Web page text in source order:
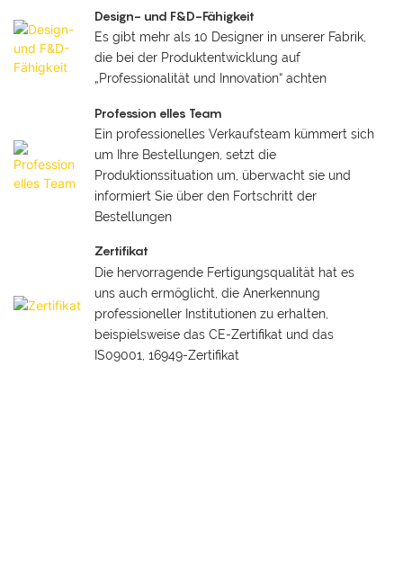
Design- und F&D-Fähigkeit
Es gibt mehr als 10 Designer in unserer Fabrik,
die bei der Produktentwicklung auf
„Professionalität und Innovation“ achten
Profession elles Team
Ein professionelles Verkaufsteam kümmert sich
um Ihre Bestellungen, setzt die
Produktionssituation um, überwacht sie und
informiert Sie über den Fortschritt der
Bestellungen
Zertifikat
Die hervorragende Fertigungsqualität hat es
uns auch ermöglicht, die Anerkennung
professioneller Institutionen zu erhalten,
beispielsweise das CE-Zertifikat und das
IS09001, 16949-Zertifikat